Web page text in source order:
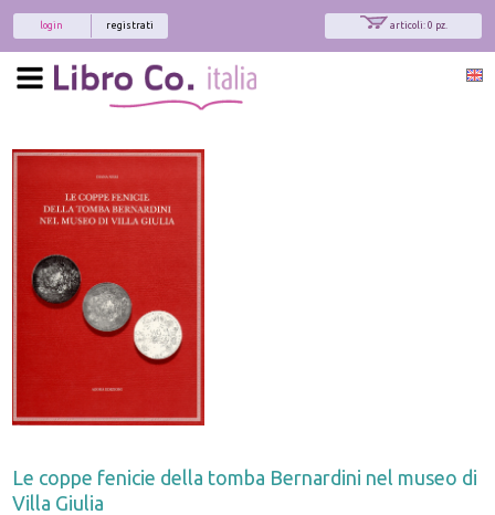
articoli: 0 pz.
registrati
login
Le coppe fenicie della tomba Bernardini nel museo di
Villa Giulia